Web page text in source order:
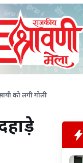
को लगी गोली